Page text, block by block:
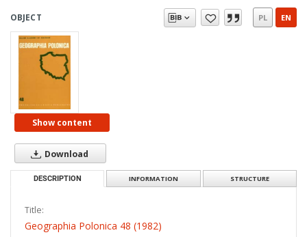
OBJECT PL EN
Show content
Download
DESCRIPTION INFORMATION STRUCTURE
Title:
Geographia Polonica 48 (1982)